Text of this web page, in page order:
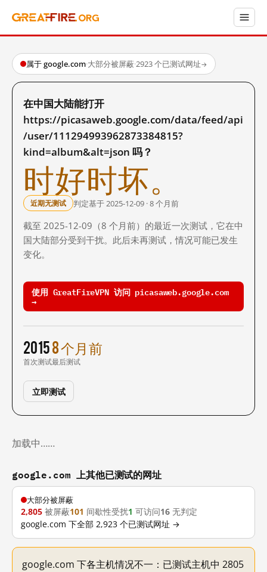
属于 google.com·大部分被屏蔽·2923 个已测试网址→
在中国大陆能打开
https://picasaweb.google.com/data/feed/api
/user/111294993962873384815?
kind=album&alt=json 吗？
时好时坏。
近期无测试 判定基于 2025-12-09 · 8 个月前
截至 2025-12-09（8 个月前）的最近一次测试，它在中
国大陆部分受到干扰。此后未再测试，情况可能已发生
变化。
使用 GreatFireVPN 访问 picasaweb.google.com
→
2015
首次测试
8 个月前
最后测试
立即测试
加载中……
google.com 上其他已测试的网址
大部分被屏蔽
2,805 被屏蔽101 间歇性受扰1 可访问16 无判定
google.com 下全部 2,923 个已测试网址 →
google.com 下各主机情况不一：已测试主机中 2805